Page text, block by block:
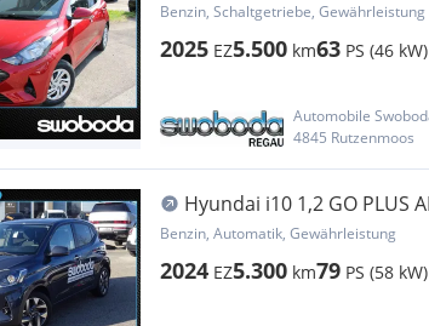
Benzin, Schaltgetriebe, Gewährleistung
2025 EZ5.500 km63 PS (46 kW)
Automobile
4845 Rutzenmoos
Hyundai i10 1,2 GO PLUS
Benzin, Automatik, Gewährleistung
2024 EZ5.300 km79 PS (58 kW)